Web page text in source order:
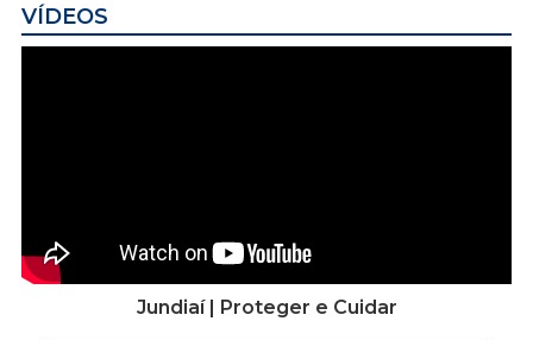
VÍDEOS
Jundiaí | Proteger e Cuidar